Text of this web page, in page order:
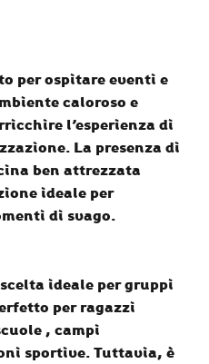
per ospitare eventi e
caloroso e
l’esperienza di
La presenza di
ben attrezzata
ideale per
di svago.
ideale per gruppi
per ragazzi
, campi
sportive.Tuttavia, è